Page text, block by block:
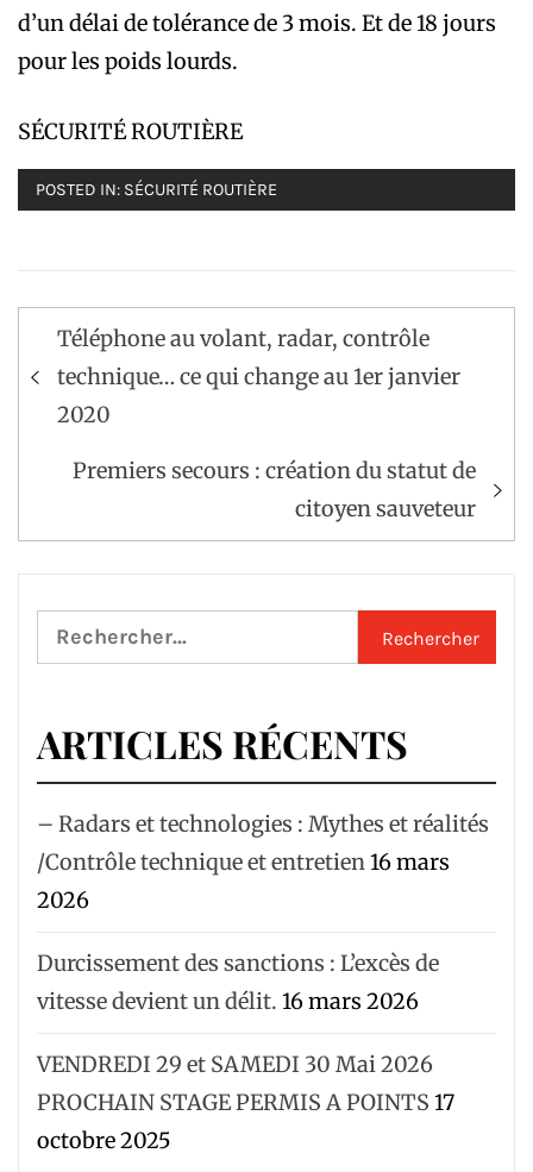
d’un délai de tolérance de 3 mois. Et de 18 jours
pour les poids lourds.
SÉCURITÉ ROUTIÈRE
POSTED IN: SÉCURITÉ ROUTIÈRE
Navigation
de
l’article
Téléphone au volant, radar, contrôle
technique… ce qui change au 1er janvier
2020
Premiers secours : création du statut de
citoyen sauveteur
Rechercher :
ARTICLES RÉCENTS
– Radars et technologies : Mythes et réalités
/Contrôle technique et entretien16 mars
2026
Durcissement des sanctions : L’excès de
vitesse devient un délit. 16 mars 2026
VENDREDI 29 et SAMEDI 30 Mai 2026
PROCHAIN STAGE PERMIS A POINTS 17
octobre 2025